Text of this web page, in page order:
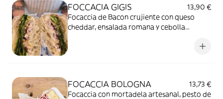
FOCCACIA GIGIS
13,90 €
Focaccia de Bacon crujiente con queso
cheddar, ensalada romana y cebolla
FOCACCIA BOLOGNA
13,73 €
Focaccia con mortadela artesanal, pesto de